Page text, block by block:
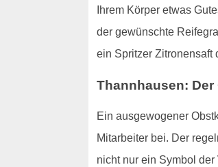
Ihrem Körper etwas
der gewünschte
ein Spritzer Zitronensaft
Thannhausen:
Ein ausgewogener
Mitarbeiter bei. Der
nicht nur ein Symbol